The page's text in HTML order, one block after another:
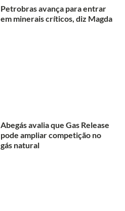
Petrobras avança para entrar
em minerais críticos, diz Magda
Abegás avalia que Gas Release
pode ampliar competição no
gás natural